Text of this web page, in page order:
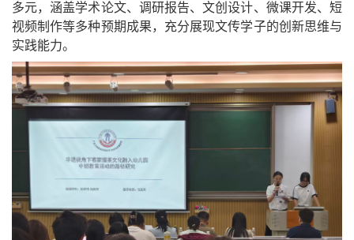
多元，涵盖学术论文、调研报告、文创设计、微课开发、短
视频制作等多种预期成果，充分展现文传学子的创新思维与
实践能力。